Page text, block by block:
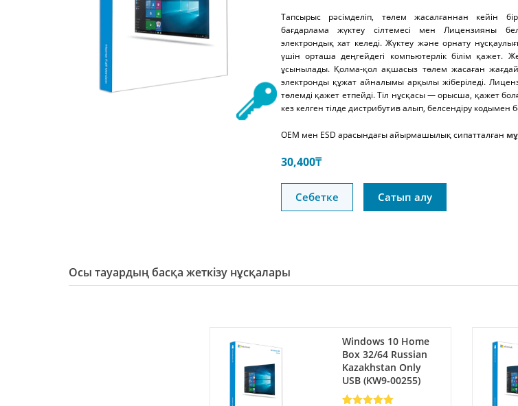
Тапсырыс рәсімделіп, төлем жасалғаннан кейін
бағдарлама жүктеу сілтемесі мен Лицензияны
электрондық хат келеді. Жүктеу және орнату
үшін орташа деңгейдегі компьютерлік білім қажет.
ұсынылады. Қолма-қол ақшасыз төлем жасаған
электронды құжат айналымы арқылы жіберіледі.
төлемді қажет етпейді. Тіл нұсқасы — орысша, қажет
кез келген тілде дистрибутив алып, белсендіру кодымен
OEM мен ESD арасындағы айырмашылық сипатталған
30,400₸
Себетке Сатып алу
Осы тауардың басқа жеткізу нұсқалары
Windows 10 Home
Box 32/64 Russian
Kazakhstan Only
USB (KW9-00255)